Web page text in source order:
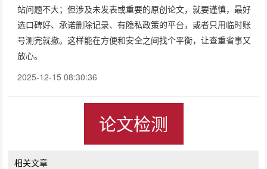
站问题不大；但涉及未发表或重要的原创论文，就要谨慎，最好
选口碑好、承诺删除记录、有隐私政策的平台，或者只用临时账
号测完就撤。这样能在方便和安全之间找个平衡，让查重省事又
放心。
2025-12-15 08:30:36
论文检测
相关文章